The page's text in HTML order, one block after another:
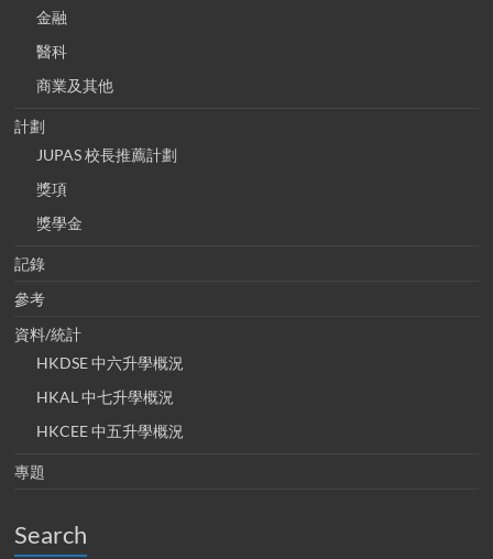
金融
醫科
商業及其他
計劃
JUPAS 校長推薦計劃
獎項
獎學金
記錄
參考
資料/統計
HKDSE 中六升學概況
HKAL 中七升學概況
HKCEE 中五升學概況
專題
Search